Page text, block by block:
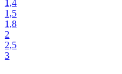
1,4
1,5
1,8
2
2,5
3